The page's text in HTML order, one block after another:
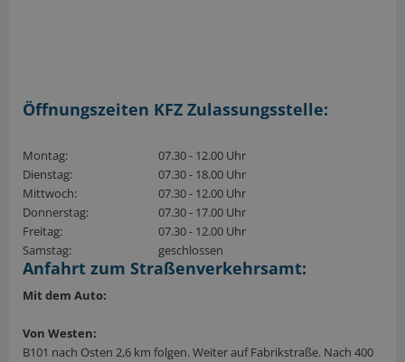
Öffnungszeiten KFZ Zulassungsstelle:
Montag:
07.30 - 12.00 Uhr
Dienstag:
07.30 - 18.00 Uhr
Mittwoch:
07.30 - 12.00 Uhr
Donnerstag:
07.30 - 17.00 Uhr
Freitag:
07.30 - 12.00 Uhr
Samstag:
geschlossen
Anfahrt zum Straßenverkehrsamt:
Mit dem Auto:
Von Westen:
B101 nach Osten 2,6 km folgen. Weiter auf Fabrikstraße. Nach 400